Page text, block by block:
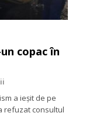
copac în
a ieșit de pe
refuzat consultul